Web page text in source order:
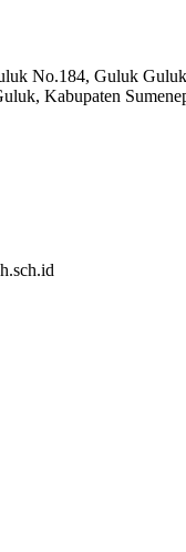
No.184, Guluk
Kabupaten